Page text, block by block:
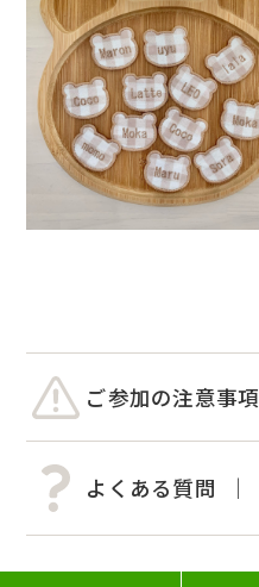
ご参加の注意事項
よくある質問